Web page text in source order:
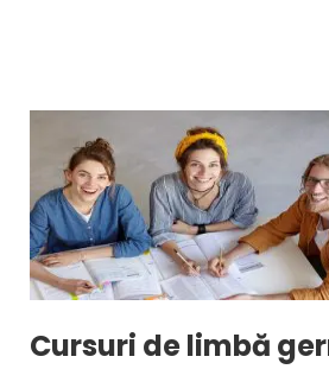
Cursuri de limbă